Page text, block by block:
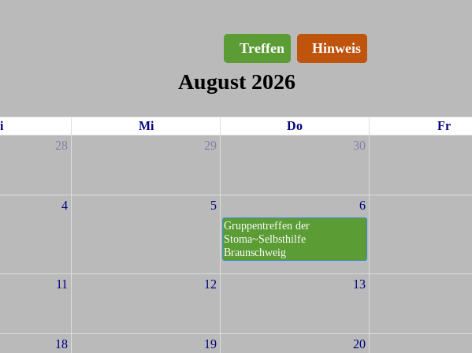
Treffen Hinweis
August 2026
Mi Do
Fr
28 29 30
4 5 6
Gruppentreffen der
Stoma~Selbsthilfe
Braunschweig
11 12 13
18 19 20